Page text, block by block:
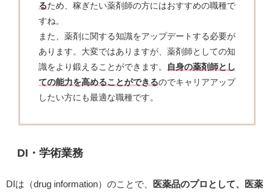
るため、稼ぎたい薬剤師の方にはおすすめの職種で
すね。
また、薬剤に関する知識をアップデートする必要が
あります。大変ではありますが、薬剤師としての知
識をより鍛えることができます。
自身の薬剤師とし
ての能力を高めることができるのでキャリアアップ
したい方にも最適な職種です。
DI・学術業務
DIは（drug information）のことで、 医薬品のプロとして、医薬